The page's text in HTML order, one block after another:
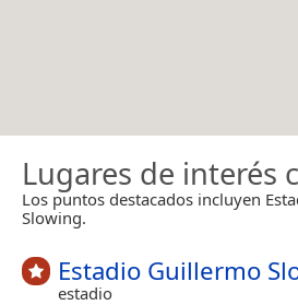
Lugares de interés
Los puntos destacados incluyen
Slowing.
Estadio Guillermo
estadio